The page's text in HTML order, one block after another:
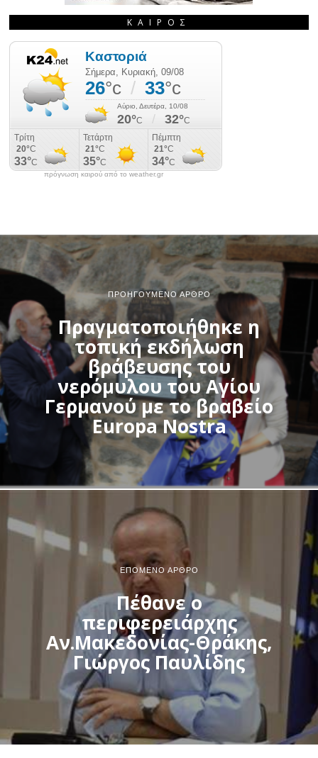
ΚΑΙΡΌΣ
πρόγνωση καιρού από το weather.gr
ΠΡΟΗΓΟΎΜΕΝΟ ΆΡΘΡΟ
Πραγματοποιήθηκε η
τοπική εκδήλωση
βράβευσης του
νερόμυλου του Αγίου
Γερμανού με το βραβείο
Εuropa Nostra
ΕΠΌΜΕΝΟ ΆΡΘΡΟ
Πέθανε ο
περιφερειάρχης
Αν.Μακεδονίας-Θράκης,
Γιώργος Παυλίδης